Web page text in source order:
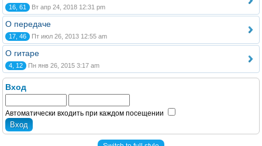
16, 61 Вт апр 24, 2018 12:31 pm
О передаче
17, 46 Пт июл 26, 2013 12:55 am
О гитаре
4, 12 Пн янв 26, 2015 3:17 am
Вход
Автоматически входить при каждом посещении